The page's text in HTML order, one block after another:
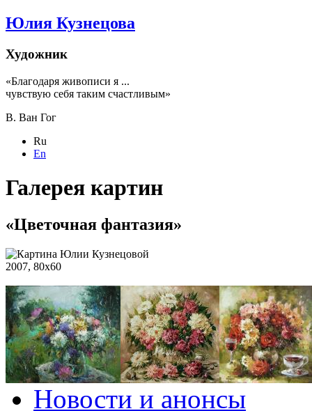
Юлия Кузнецова
Художник
«Благодаря живописи я ...
чувствую себя таким счастливым»
В. Ван Гог
Ru
En
Галерея картин
«Цветочная фантазия»
2007, 80х60
Новости и анонсы